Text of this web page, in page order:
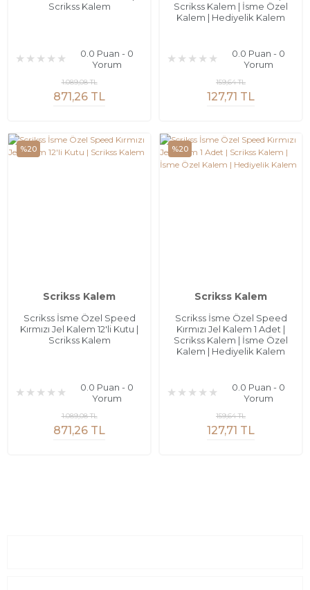
Scrikss Kalem
0.0 Puan - 0
Yorum
871,26 TL
1.089,08 TL
Scrikss Kalem | İsme Özel
Kalem | Hediyelik Kalem
0.0 Puan - 0
Yorum
127,71 TL
159,64 TL
%20
Scrikss Kalem
Scrikss İsme Özel Speed
Kırmızı Jel Kalem 12'li Kutu |
Scrikss Kalem
0.0 Puan - 0
Yorum
871,26 TL
1.089,08 TL
%20
Scrikss Kalem
Scrikss İsme Özel Speed
Kırmızı Jel Kalem 1 Adet |
Scrikss Kalem | İsme Özel
Kalem | Hediyelik Kalem
0.0 Puan - 0
Yorum
127,71 TL
159,64 TL